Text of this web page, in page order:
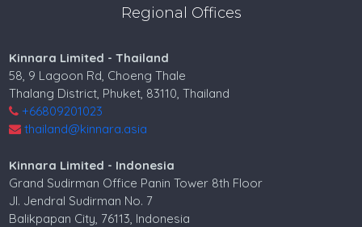
Regional Offices
Kinnara Limited - Thailand
58, 9 Lagoon Rd, Choeng Thale
Thalang District, Phuket, 83110, Thailand
+66809201023
thailand@kinnara.asia
Kinnara Limited - Indonesia
Grand Sudirman Office Panin Tower 8th Floor
Jl. Jendral Sudirman No. 7
Balikpapan City, 76113, Indonesia